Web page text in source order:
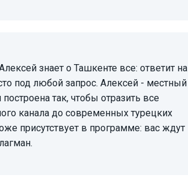
под любой запрос. Алексей - местный
так, чтобы отразить все
канала до современных турецких
присутствует в программе: вас ждут